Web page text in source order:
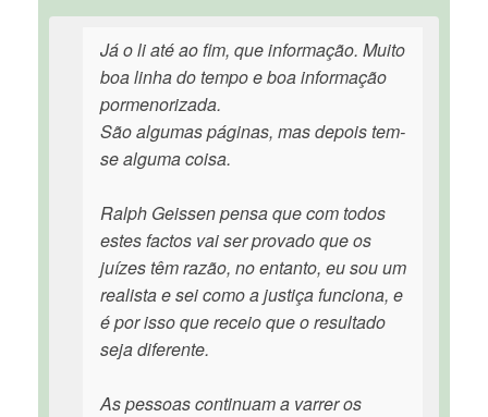
Já o li até ao fim, que informação. Muito
boa linha do tempo e boa informação
pormenorizada.
São algumas páginas, mas depois tem-
se alguma coisa.
Ralph Geissen pensa que com todos
estes factos vai ser provado que os
juízes têm razão, no entanto, eu sou um
realista e sei como a justiça funciona, e
é por isso que receio que o resultado
seja diferente.
As pessoas continuam a varrer os